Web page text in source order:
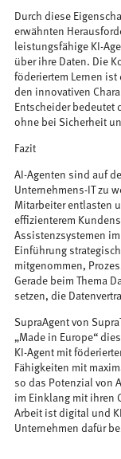
Durch diese
erwähnten
leistungsfähige KI-
über ihre Daten. Die
föderiertem Lernen
den innovativen
Entscheider bedeutet
ohne bei Sicherheit
Fazit
AI-Agenten sind auf
Unternehmens-IT zu
Mitarbeiter entlasten
effizienterem
Assistenzsystemen
Einführung
mitgenommen,
Gerade beim Thema
setzen, die
SupraAgent von
„Made in Europe“
KI-Agent mit
Fähigkeiten mit
so das Potenzial von
im Einklang mit ihren
Arbeit ist digital und
Unternehmen dafür